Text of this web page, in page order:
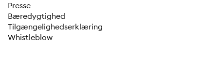
Presse
Bæredygtighed
Tilgængelighedserklæring
Whistleblow